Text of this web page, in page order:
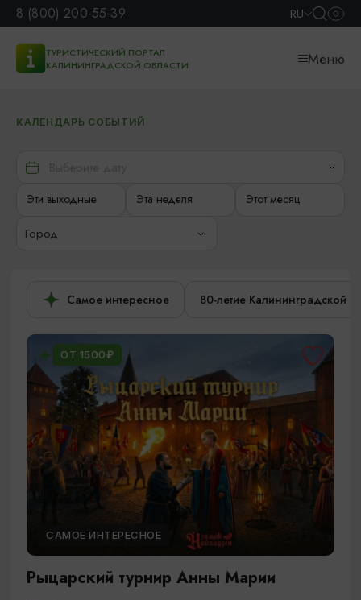
8 (800) 200-55-39 RU
ТУРИСТИЧЕСКИЙ ПОРТАЛ
КАЛИНИНГРАДСКОЙ ОБЛАСТИ
Меню
КАЛЕНДАРЬ СОБЫТИЙ
Эти выходные Эта неделя Этот месяц
Город
Самое интересное 80-летие Калининградской
ОТ 1500₽
САМОЕ ИНТЕРЕСНОЕ
Рыцарский турнир Анны Марии